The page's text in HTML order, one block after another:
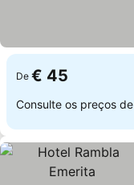
De € 45
Consulte os preços de